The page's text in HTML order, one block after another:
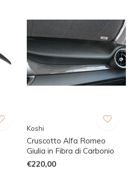
Koshi
Cruscotto Alfa Romeo
Giulia in Fibra di Carbonio
€220,00